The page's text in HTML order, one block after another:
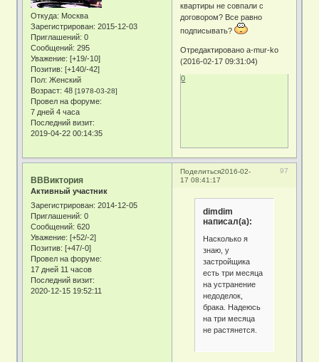
Откуда: Москва
Зарегистрирован: 2015-12-03
Приглашений: 0
Сообщений: 295
Уважение: [+19/-10]
Позитив: [+140/-42]
Пол: Женский
Возраст: 48[1978-03-28]
Провел на форуме:
7 дней 4 часа
Последний визит:
2019-04-22 00:14:35
квартиры не совпали с
договором? Все равно
подписывать?
Отредактировано a-mur-ko
(2016-02-17 09:31:04)
0
Поделиться 97
2016-02-
17 08:41:17
ВВВиктория
Активный участник
Зарегистрирован: 2014-12-05
Приглашений: 0
Сообщений: 620
Уважение: [+52/-2]
Позитив: [+47/-0]
Провел на форуме:
17 дней 11 часов
Последний визит:
2020-12-15 19:52:11
dimdim
написал(а):
Насколько я
знаю, у
застройщика
есть три месяца
на устранение
недоделок,
брака. Надеюсь
на три месяца
не растянется.